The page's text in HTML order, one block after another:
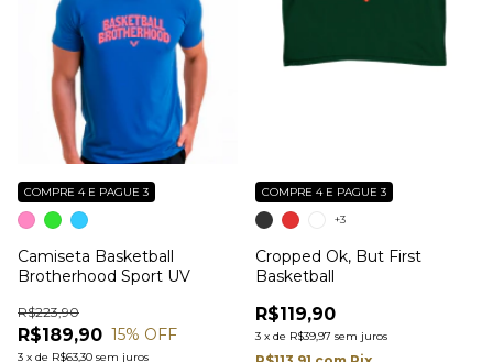
Camiseta Basketball
Brotherhood Sport UV
R$189,90
R$223,90
15% OFF
3 x de R$63,30 sem juros
COMPRE 4 E PAGUE 3
Cropped Ok, But First
Basketball
R$119,90
3 x de R$39,97 sem juros
COMPRE 4 E PAGUE 3
+3